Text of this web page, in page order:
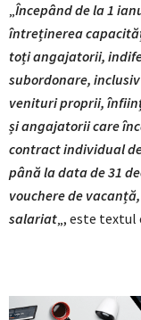
„Începând de la 1
întreținerea
toți angajatorii,
subordonare,
venituri proprii,
și angajatorii care
contract individual
până la data de 31
vouchere de
salariat„, este